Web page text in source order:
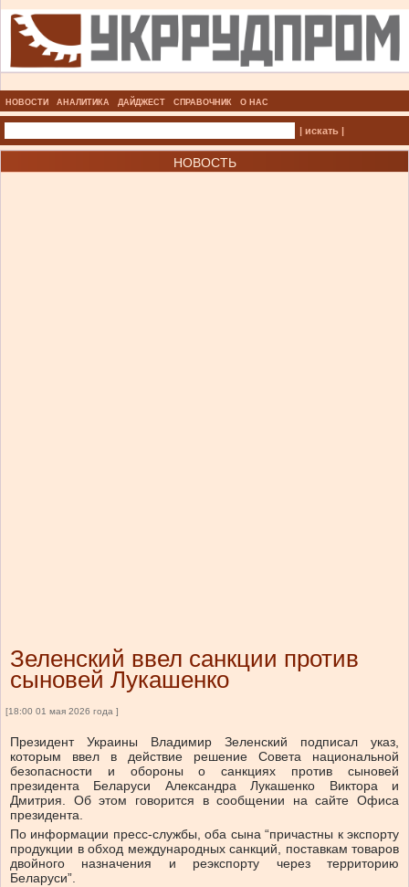
НОВОСТИ АНАЛИТИКА ДАЙДЖЕСТ СПРАВОЧНИК О НАС
| искать |
НОВОСТЬ
Зеленский ввел санкции против
сыновей Лукашенко
[18:00 01 мая 2026 года ]
Президент Украины Владимир Зеленский подписал указ,
которым ввел в действие решение Совета национальной
безопасности и обороны о санкциях против сыновей
президента Беларуси Александра Лукашенко Виктора и
Дмитрия. Об этом говорится в сообщении на сайте Офиса
президента.
По информации пресс-службы, оба сына “причастны к экспорту
продукции в обход международных санкций, поставкам товаров
двойного назначения и реэкспорту через территорию
Беларуси”.